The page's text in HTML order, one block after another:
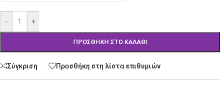
- +
ΠΡΟΣΘΉΚΗ ΣΤΟ ΚΑΛΆΘΙ
Σύγκριση Προσθήκη στη λίστα επιθυμιών